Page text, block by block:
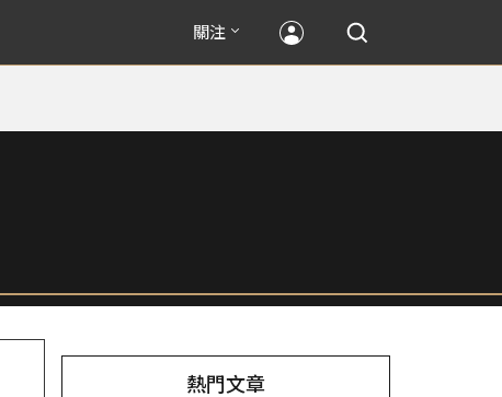
關注
熱門文章